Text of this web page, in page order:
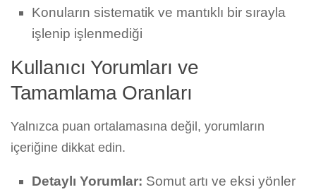
Konuların sistematik ve mantıklı bir sırayla
işlenip işlenmediği
Kullanıcı Yorumları ve
Tamamlama Oranları
Yalnızca puan ortalamasına değil, yorumların
içeriğine dikkat edin.
Detaylı Yorumlar: Somut artı ve eksi yönler